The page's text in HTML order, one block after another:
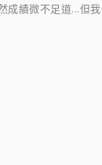
成績微不足道...但